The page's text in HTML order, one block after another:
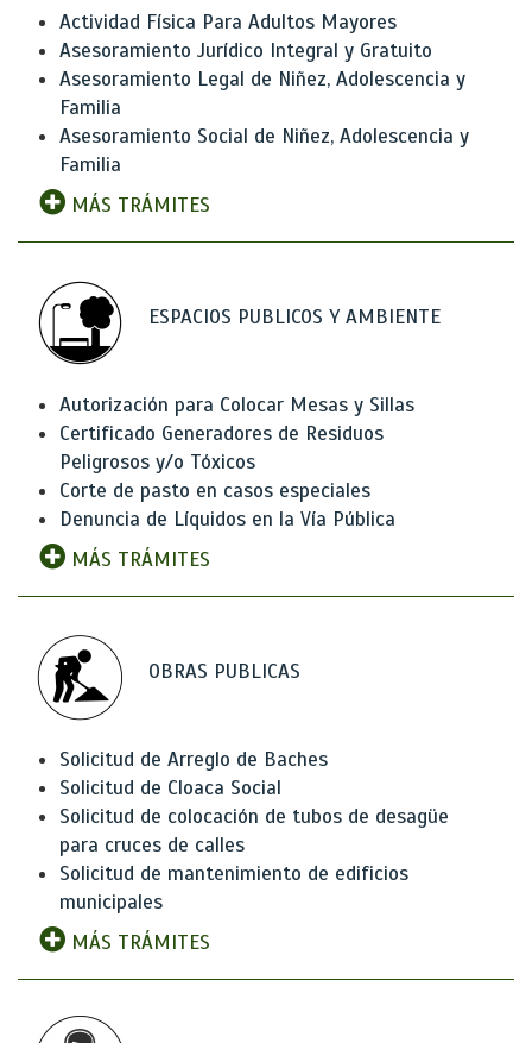
Actividad Física Para Adultos Mayores
Asesoramiento Jurídico Integral y Gratuito
Asesoramiento Legal de Niñez, Adolescencia y
Familia
Asesoramiento Social de Niñez, Adolescencia y
Familia
MÁS TRÁMITES
ESPACIOS PUBLICOS Y AMBIENTE
Autorización para Colocar Mesas y Sillas
Certificado Generadores de Residuos
Peligrosos y/o Tóxicos
Corte de pasto en casos especiales
Denuncia de Líquidos en la Vía Pública
MÁS TRÁMITES
OBRAS PUBLICAS
Solicitud de Arreglo de Baches
Solicitud de Cloaca Social
Solicitud de colocación de tubos de desagüe
para cruces de calles
Solicitud de mantenimiento de edificios
municipales
MÁS TRÁMITES